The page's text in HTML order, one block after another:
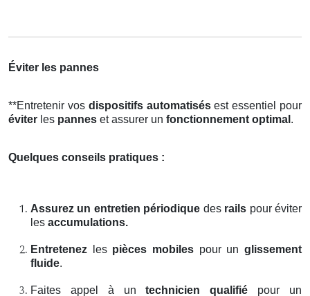
Éviter les pannes
**Entretenir vos dispositifs automatisésest essentiel pour
éviter les pannes et assurer un fonctionnement optimal .
Quelques conseils pratiques :
Assurez un entretien périodique des rails pour éviter
les accumulations.
Entretenez les pièces mobiles pour unglissement
fluide.
Faites appel à untechnicien qualifié pour un